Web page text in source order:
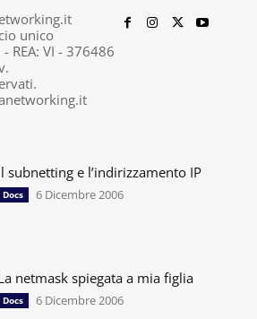
unico
REA: VI - 376486
subnetting e l’indirizzamento IP
Docs 6 Dicembre 2006
netmask spiegata a mia figlia
Docs 6 Dicembre 2006